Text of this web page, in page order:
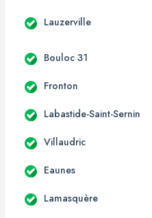
Lauzerville
Bouloc 31
Fronton
Labastide-Saint-Sernin
Villaudric
Eaunes
Lamasquère